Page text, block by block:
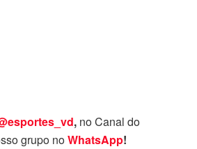
, no Canal do
grupo noWhatsApp!